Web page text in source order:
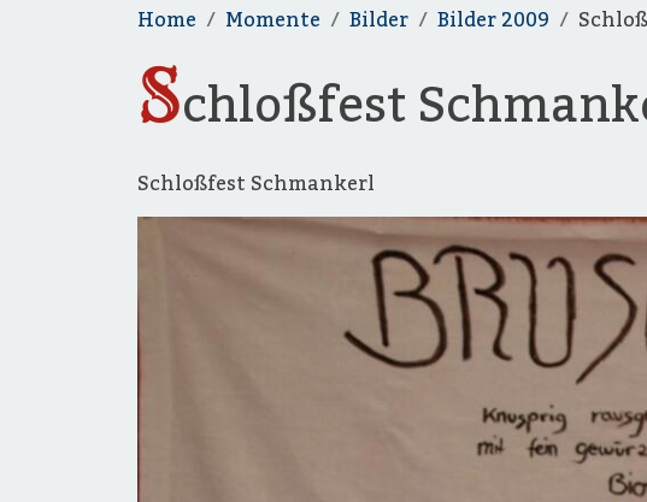
Home Momente Bilder Bilder 2009
Schloßfest
Schloßfest Schmankerl